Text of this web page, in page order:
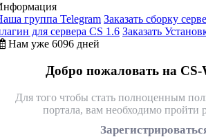
группа Telegram Заказать сборку
для сервера CS 1.6 Заказать
Нам уже 6096 дней
Добро пожаловать на
Для того чтобы стать полноценным
портала, вам необходимо пройти